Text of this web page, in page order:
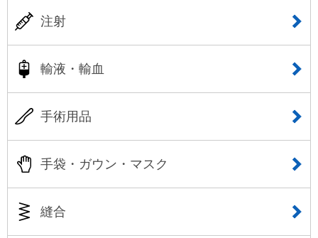
注射
輸液・輸血
手術用品
手袋・ガウン・マスク
縫合